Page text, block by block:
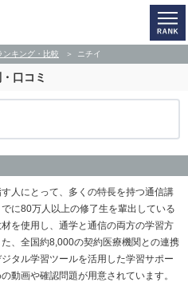
ンキング・比較 ニチイ
口コミ
人にとって、多くの特長を持つ通信講
に80万人以上の修了生を輩出している
を使用し、通学と通信の両方の学習方
、全国約8,000の契約医療機関との連携
タル学習ツールを活用した学習サポー
動画や確認問題が用意されています。